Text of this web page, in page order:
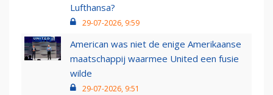
Lufthansa?
29-07-2026, 9:59
American was niet de enige Amerikaanse
maatschappij waarmee United een fusie
wilde
29-07-2026, 9:51